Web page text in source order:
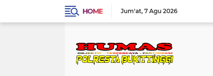
HOME Jum'at 7 Agu 2026